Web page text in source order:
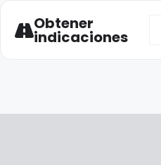
Obtener
indicaciones